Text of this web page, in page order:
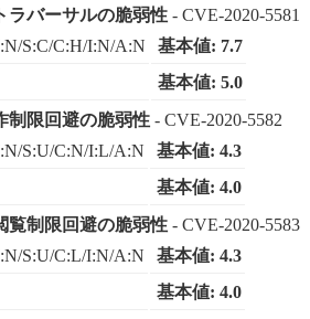
ラバーサルの脆弱性 - CVE-2020-5581
S:C/C:H/I:N/A:N
基本値: 7.7
基本値: 5.0
制限回避の脆弱性 - CVE-2020-5582
S:U/C:N/I:L/A:N
基本値: 4.3
基本値: 4.0
覧制限回避の脆弱性 - CVE-2020-5583
S:U/C:L/I:N/A:N
基本値: 4.3
基本値: 4.0